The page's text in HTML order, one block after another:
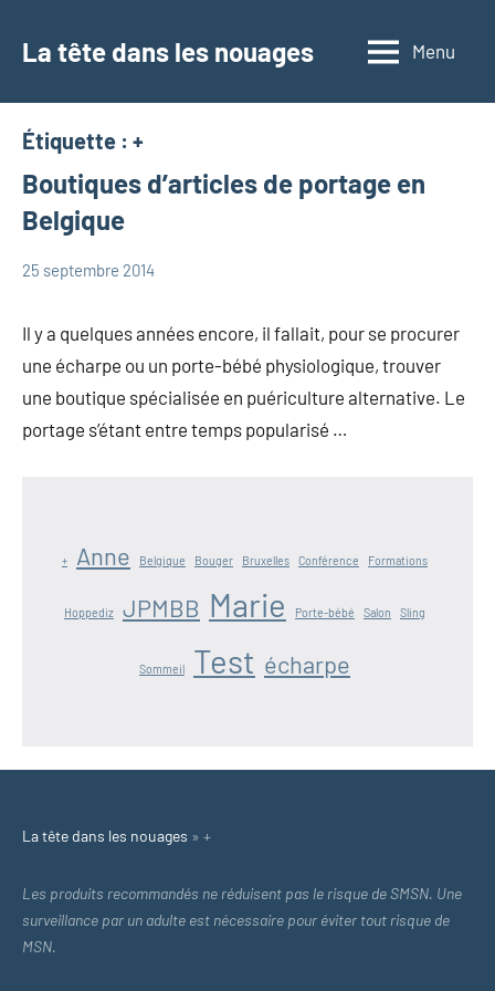
La tête dans les nouages Menu
Étiquette : +
Boutiques d’articles de portage en
Belgique
Portage
25 septembre 2014
Marie
Il y a quelques années encore, il fallait, pour se procurer
une écharpe ou un porte-bébé physiologique, trouver
une boutique spécialisée en puériculture alternative. Le
portage s’étant entre temps popularisé …
+ Anne Belgique Bouger Bruxelles Conférence Formations
Hoppediz JPMBB Marie Porte-bébé Salon Sling
Sommeil Test écharpe
La tête dans les nouages » +
Les produits recommandés ne réduisent pas le risque de SMSN. Une
surveillance par un adulte est nécessaire pour éviter tout risque de
MSN.